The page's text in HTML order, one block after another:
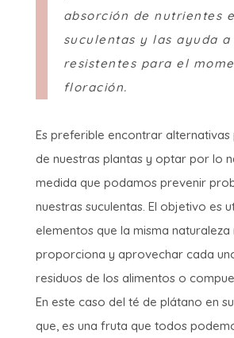
absorción de nutrientes
suculentas y las ayuda a
resistentes para el
floración.
Es preferible encontrar
de nuestras plantas y optar por lo
medida que podamos prevenir
nuestras suculentas. El objetivo es
elementos que la misma naturaleza
proporciona y aprovechar cada
residuos de los alimentos o
En este caso del té de plátano en
que, es una fruta que todos